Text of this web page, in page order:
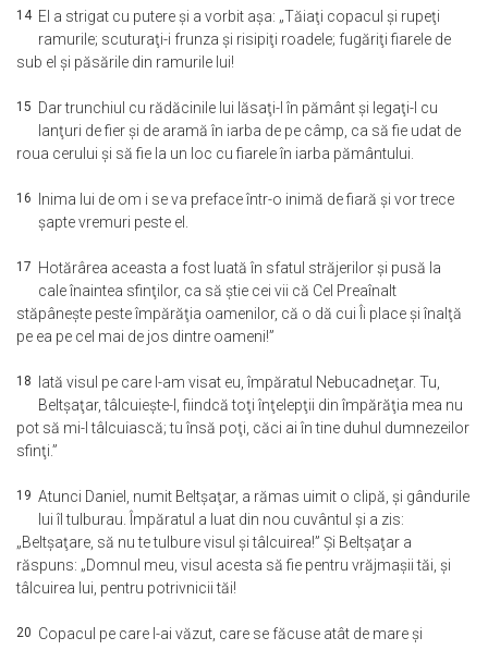
14 El a strigat cu putere şi a vorbit aşa: „Tăiaţi copacul şi rupeţi
ramurile; scuturaţi-i frunza şi risipiţi roadele; fugăriţi fiarele de
sub el şi păsările din ramurile lui!
15 Dar trunchiul cu rădăcinile lui lăsaţi-l în pământ şi legaţi-l cu
lanţuri de fier şi de aramă în iarba de pe câmp, ca să fie udat de
roua cerului şi să fie la un loc cu fiarele în iarba pământului.
16
Inima lui de om i se va preface într-o inimă de fiară şi vor trece
şapte vremuri peste el.
17 Hotărârea aceasta a fost luată în sfatul străjerilor şi pusă la
cale înaintea sfinţilor, ca să ştie cei vii că Cel Preaînalt
stăpâneşte peste împărăţia oamenilor, că o dă cui Îi place şi înalţă
pe ea pe cel mai de jos dintre oameni!”
18
Iată visul pe care l-am visat eu, împăratul Nebucadneţar. Tu,
Beltşaţar, tâlcuieşte-l, fiindcă toţi înţelepţii din împărăţia mea nu
pot să mi-l tâlcuiască; tu însă poţi, căci ai în tine duhul dumnezeilor
sfinţi.”
19 Atunci Daniel, numit Beltşaţar, a rămas uimit o clipă, şi gândurile
lui îl tulburau. Împăratul a luat din nou cuvântul şi a zis:
„Beltşaţare, să nu te tulbure visul şi tâlcuirea!” Şi Beltşaţar a
răspuns: „Domnul meu, visul acesta să fie pentru vrăjmaşii tăi, şi
tâlcuirea lui, pentru potrivnicii tăi!
20 Copacul pe care l-ai văzut, care se făcuse atât de mare şi